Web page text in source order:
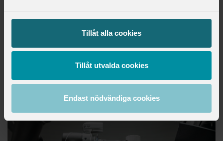
Tillåt alla cookies
Tillåt utvalda cookies
Endast nödvändiga cookies
FÖRELÄSNING onsdag 25 oktober 2023